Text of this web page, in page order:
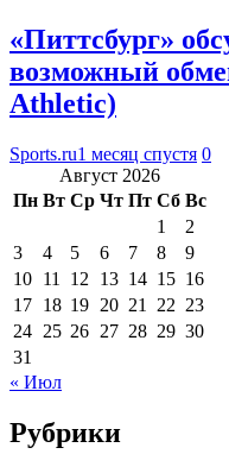
«Питтсбург»
возможный
Athletic)
Sports.ru1 месяц спустя 0
Август 2026
Пн Вт Ср Чт Пт Сб Вс
1
2
3
4 5 6 7 8
9
10 11 12 13 14 15 16
17 18 19 20 21 22 23
24 25 26 27 28 29 30
31
« Июл
Рубрики